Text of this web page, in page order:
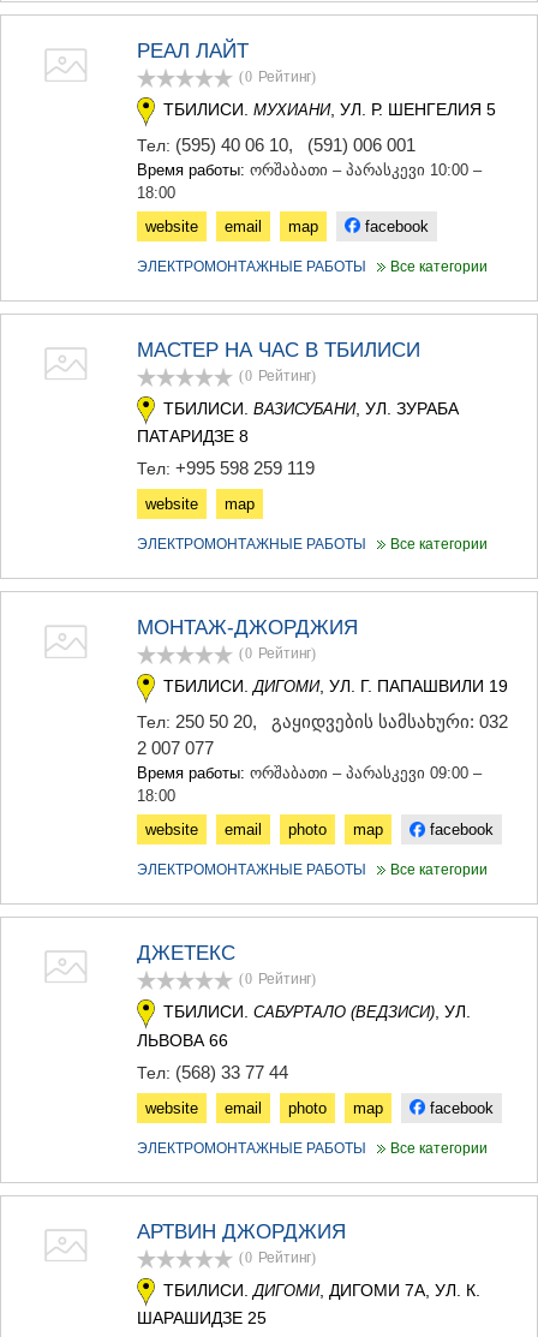
РЕАЛ ЛАЙТ
(0 Рейтинг)
ТБИЛИСИ. МУХИАНИ, УЛ. Р. ШЕНГЕЛИЯ 5
Тел: (595) 40 06 10, (591) 006 001
Время работы: ორშაბათი – პარასკევი 10:00 –
18:00
website
email map facebook
ЭЛЕКТРОМОНТАЖНЫЕ РАБОТЫ Все категории
МАСТЕР НА ЧАС В ТБИЛИСИ
(0 Рейтинг)
ТБИЛИСИ. ВАЗИСУБАНИ, УЛ. ЗУРАБА
ПАТАРИДЗЕ 8
Тел: +995 598 259 119
website map
ЭЛЕКТРОМОНТАЖНЫЕ РАБОТЫ Все категории
МОНТАЖ-ДЖОРДЖИЯ
(0 Рейтинг)
ТБИЛИСИ.ДИГОМИ, УЛ. Г. ПАПАШВИЛИ 19
Тел: 250 50 20, გაყიდვების სამსახური: 032
2 007 077
Время работы: ორშაბათი – პარასკევი 09:00 –
18:00
website
email photo map facebook
ЭЛЕКТРОМОНТАЖНЫЕ РАБОТЫ Все категории
ДЖЕТЕКС
(0 Рейтинг)
ТБИЛИСИ. САБУРТАЛО (ВЕДЗИСИ) , УЛ.
ЛЬВОВА 66
Тел: (568) 33 77 44
website email photo map facebook
ЭЛЕКТРОМОНТАЖНЫЕ РАБОТЫ Все категории
АРТВИН ДЖОРДЖИЯ
(0 Рейтинг)
ТБИЛИСИ. ДИГОМИ, ДИГОМИ 7А, УЛ. К.
ШАРАШИДЗЕ 25